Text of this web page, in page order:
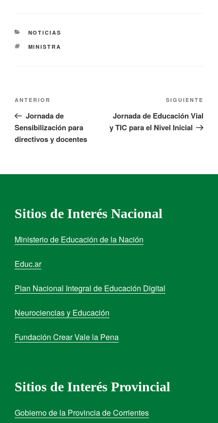
NOTICIAS
MINISTRA
ANTERIOR
Jornada de
Sensibilización para
directivos y docentes
SIGUIENTE
Jornada de Educación Vial
y TIC para el Nivel Inicial
Sitios de Interés Nacional
Ministerio de Educación de la Nación
Educ.ar
Plan Nacional Integral de Educación Digital
Neurociencias y Educación
Fundación Crear Vale la Pena
Sitios de Interés Provincial
Gobierno de la Provincia de Corrientes